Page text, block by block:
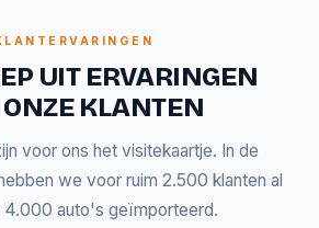
UIT ERVARINGEN
KLANTEN
voor ons het visitekaartje. In de
we voor ruim 2.500 klanten al
4.000 auto's geïmporteerd.